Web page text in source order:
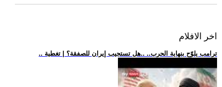
اخر الافلام
.. ترامب يلوّح بنهاية الحرب.. ..هل تستجيب إيران للصفقة؟ | تغطية